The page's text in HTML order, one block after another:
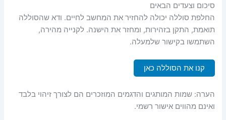
סיכום וצעדים הבאים
החלפת סוללה יכולה להחזיר את המחשב לחיים. ודא שהסוללה
תואמת, התקן בזהירות, ומחזר את הישנה. לקנייה מהירה,
השתמשו בקישור שלמעלה.
קנו את הסוללה כאן
הערה: שמות המותגים והדגמים המוזכרים הם לצורך זיהוי בלבד
ואינם מהווים אישור רשמי.